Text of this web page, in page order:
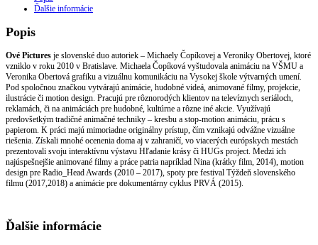
x
36
Ďalšie informácie
Popis
Ové Pictures je slovenské duo autoriek – Michaely Čopíkovej a Veroniky Obertovej, ktoré
vzniklo v roku 2010 v Bratislave. Michaela Čopíková vyštudovala animáciu na VŠMU a
Veronika Obertová grafiku a vizuálnu komunikáciu na Vysokej škole výtvarných umení.
Pod spoločnou značkou vytvárajú animácie, hudobné videá, animované filmy, projekcie,
ilustrácie či motion design. Pracujú pre rôznorodých klientov na televíznych seriáloch,
reklamách, či na animáciách pre hudobné, kultúrne a rôzne iné akcie. Využívajú
predovšetkým tradičné animačné techniky – kresbu a stop-motion animáciu, prácu s
papierom. K práci majú mimoriadne originálny prístup, čím vznikajú odvážne vizuálne
riešenia. Získali mnohé ocenenia doma aj v zahraničí, vo viacerých európskych mestách
prezentovali svoju interaktívnu výstavu Hľadanie krásy či HUGs project. Medzi ich
najúspešnejšie animované filmy a práce patria napríklad Nina (krátky film, 2014), motion
design pre Radio_Head Awards (2010 – 2017), spoty pre festival Týždeň slovenského
filmu (2017,2018) a animácie pre dokumentárny cyklus PRVÁ (2015).
Ďalšie informácie